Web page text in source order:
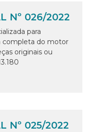
Nº 026/2022
para
completa do motor
originais ou
Nº 025/2022